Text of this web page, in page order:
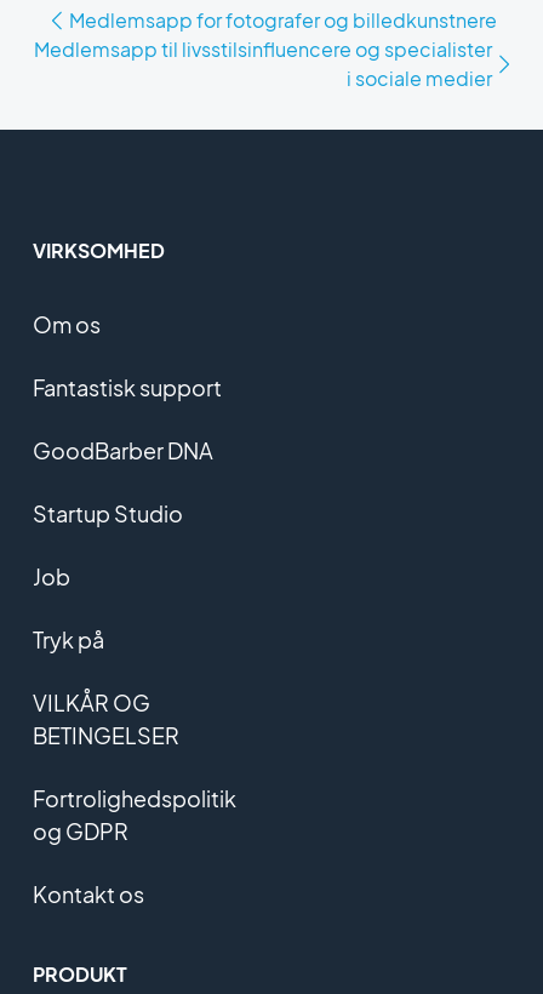
Medlemsapp for fotografer og billedkunstnere
Medlemsapp til livsstilsinfluencere og specialister
i sociale medier
VIRKSOMHED
Om os
Fantastisk support
GoodBarber DNA
Startup Studio
Job
Tryk på
VILKÅR OG
BETINGELSER
Fortrolighedspolitik
og GDPR
Kontakt os
PRODUKT